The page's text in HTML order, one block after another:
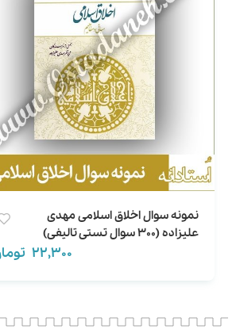
نمونه سوال اخلاق اسلامی مهدی
علیزاده (300 سوال تستی تالیفی)
22,300